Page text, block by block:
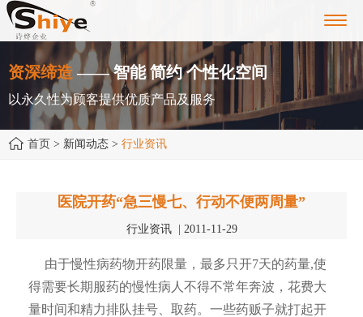
资深缔造 —— 智能 简约 个性化空间
以永久性为顾客提供优质产品及服务
首页 > 新闻动态 > 行业资讯
医院开药“急三慢七、行动不便两周量”
行业资讯 | 2011-11-29
由于慢性病药物开药限量，最多只开7天的药量,使
得需要长期服药的慢性病人不得不常年奔波，花费大
量时间和精力排队挂号、取药。一些药贩子就打起开